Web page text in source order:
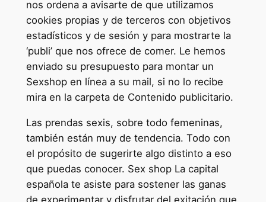
nos ordena a avisarte de que utilizamos
cookies propias y de terceros con objetivos
estadísticos y de sesión y para mostrarte la
‘publi’ que nos ofrece de comer. Le hemos
enviado su presupuesto para montar un
Sexshop en línea a su mail, si no lo recibe
mira en la carpeta de Contenido publicitario.
Las prendas sexis, sobre todo femeninas,
también están muy de tendencia. Todo con
el propósito de sugerirte algo distinto a eso
que puedas conocer. Sex shop La capital
española te asiste para sostener las ganas
de experimentar y disfrutar del exitación que